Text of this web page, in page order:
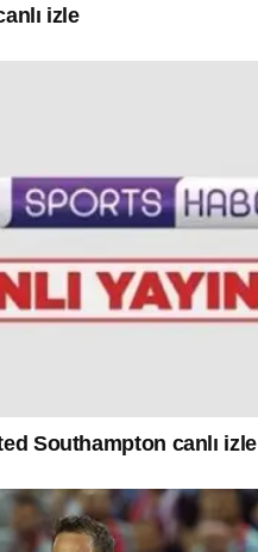
izle
Southampton canlı izle